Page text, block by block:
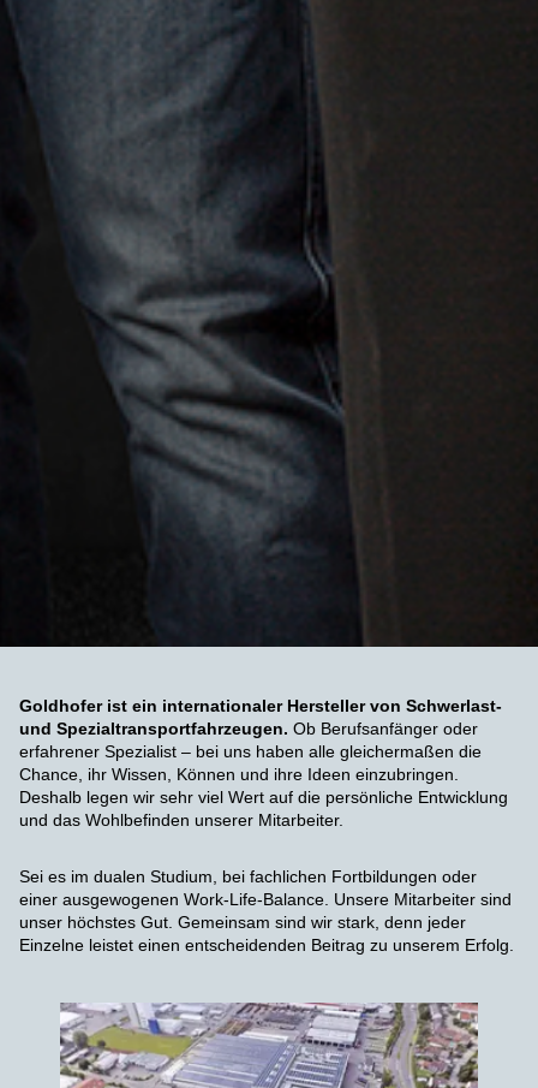
Goldhofer ist ein internationaler Hersteller von Schwerlast-
und Spezialtransportfahrzeugen. Ob Berufsanfänger oder
erfahrener Spezialist – bei uns haben alle gleichermaßen die
Chance, ihr Wissen, Können und ihre Ideen einzubringen.
Deshalb legen wir sehr viel Wert auf die persönliche Entwicklung
und das Wohlbefinden unserer Mitarbeiter.
Sei es im dualen Studium, bei fachlichen Fortbildungen oder
einer ausgewogenen Work-Life-Balance. Unsere Mitarbeiter sind
unser höchstes Gut. Gemeinsam sind wir stark, denn jeder
Einzelne leistet einen entscheidenden Beitrag zu unserem Erfolg.